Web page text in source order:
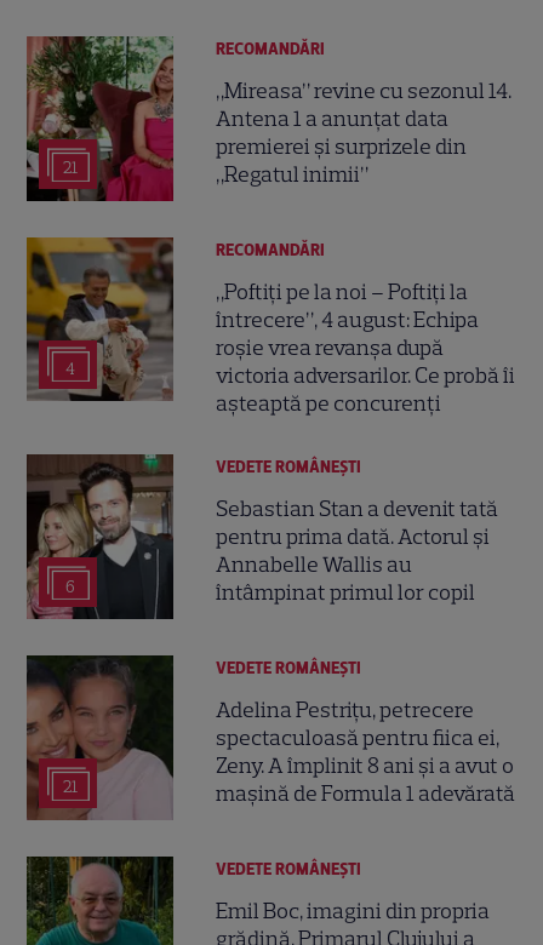
21
RECOMANDĂRI
„Mireasa” revine cu sezonul 14.
Antena 1 a anunțat data
premierei și surprizele din
„Regatul inimii”
4
RECOMANDĂRI
„Poftiți pe la noi – Poftiți la
întrecere”, 4 august: Echipa
roșie vrea revanșa după
victoria adversarilor. Ce probă îi
așteaptă pe concurenți
6
VEDETE ROMÂNEŞTI
Sebastian Stan a devenit tată
pentru prima dată. Actorul și
Annabelle Wallis au
întâmpinat primul lor copil
21
VEDETE ROMÂNEŞTI
Adelina Pestrițu, petrecere
spectaculoasă pentru fiica ei,
Zeny. A împlinit 8 ani și a avut o
mașină de Formula 1 adevărată
VEDETE ROMÂNEŞTI
Emil Boc, imagini din propria
grădină. Primarul Clujului a